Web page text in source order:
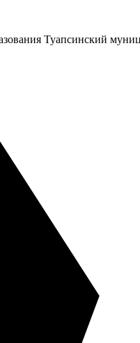
Туапсинский